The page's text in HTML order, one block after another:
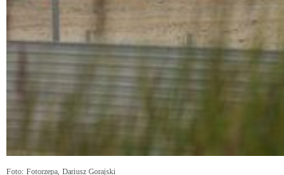
Foto: Fotorzepa, Dariusz Gorajski